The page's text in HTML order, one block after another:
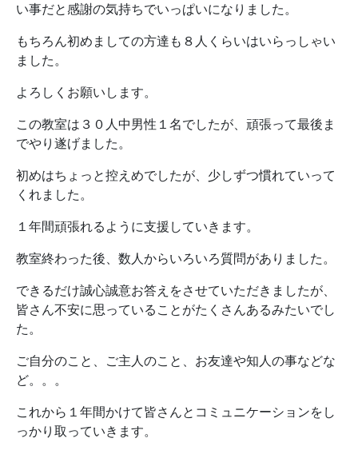
い事だと感謝の気持ちでいっぱいになりました。
もちろん初めましての方達も８人くらいはいらっしゃい
ました。
よろしくお願いします。
この教室は３０人中男性１名でしたが、頑張って最後ま
でやり遂げました。
初めはちょっと控えめでしたが、少しずつ慣れていって
くれました。
１年間頑張れるように支援していきます。
教室終わった後、数人からいろいろ質問がありました。
できるだけ誠心誠意お答えをさせていただきましたが、
皆さん不安に思っていることがたくさんあるみたいでし
た。
ご自分のこと、ご主人のこと、お友達や知人の事などな
ど。。。
これから１年間かけて皆さんとコミュニケーションをし
っかり取っていきます。